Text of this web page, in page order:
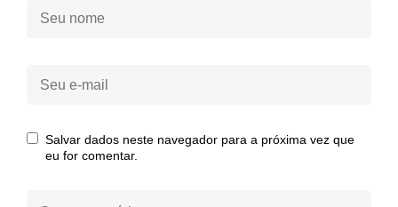
Seu
nome:
Seu
Salvar dados neste navegador para a próxima vez que
eu for comentar.